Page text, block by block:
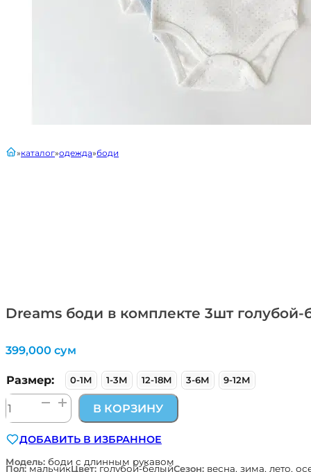
Dreams боди в комплекте 3шт
главнаякаталог одежда боди
399,000 сум
Размер: 0-1М 1-3М 12-18М 3-6М 9-12М
Количество
товара
боди
в
В КОРЗИНУ
ДОБАВИТЬ В ИЗБРАННОЕ
Модель: боди с длинным рукавом
Пол:мальчикЦвет:голубой-белыйСезон: весна, зима, лето,